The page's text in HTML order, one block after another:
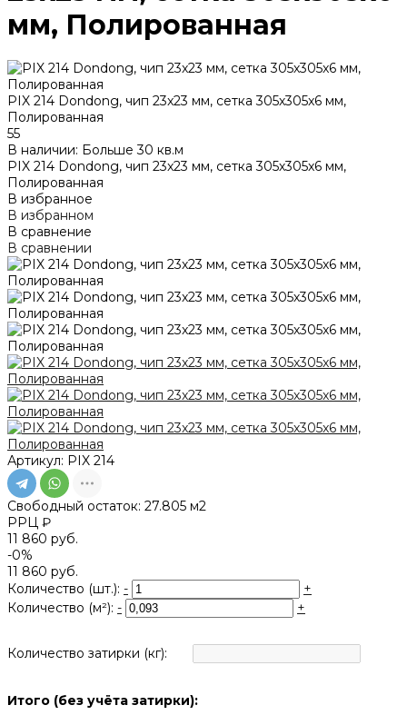
мм, Полированная
PIX 214 Dondong, чип 23x23 мм, сетка 305х305x6 мм,
Полированная
55
В наличии: Больше 30 кв.м
PIX 214 Dondong, чип 23x23 мм, сетка 305х305x6 мм,
Полированная
В избранное
В избранном
В сравнение
В сравнении
Артикул: PIX 214
Свободный остаток: 27.805 м2
РРЦ ₽
11 860 руб.
-0%
11 860 руб.
Количество (шт.): -
+
Количество (м²): - +
Количество затирки (кг):
Итого (без учёта затирки):